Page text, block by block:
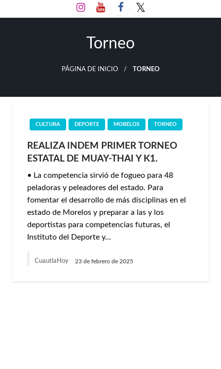
al
Torneo
PÁGINA DE INICIO TORNEO
CULTURA DEPORTE MORELOS TORNEO
REALIZA INDEM PRIMER TORNEO
ESTATAL DE MUAY-THAI Y K1.
• La competencia sirvió de fogueo para 48
peladoras y peleadores del estado. Para
fomentar el desarrollo de más disciplinas en el
estado de Morelos y preparar a las y los
deportistas para competencias futuras, el
Instituto del Deporte y…
CuautlaHoy 23 de febrero de 2025